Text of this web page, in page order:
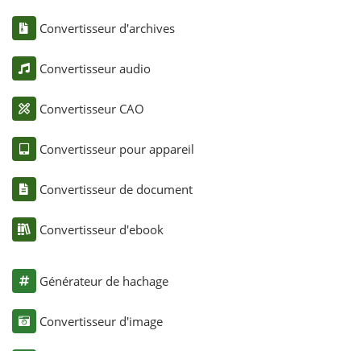
Convertisseur d'archives
Convertisseur audio
Convertisseur CAO
Convertisseur pour appareil
Convertisseur de document
Convertisseur d'ebook
Générateur de hachage
Convertisseur d'image